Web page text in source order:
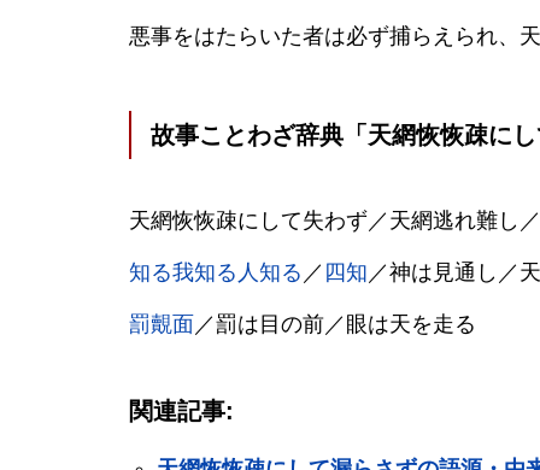
悪事をはたらいた者は必ず捕らえられ、
故事ことわざ辞典「天網恢恢疎に
天網恢恢疎にして失わず／天網逃れ難し
知る我知る人知る ／ 四知 ／神は見通し／
罰覿面 ／罰は目の前／眼は天を走る
関連記事: